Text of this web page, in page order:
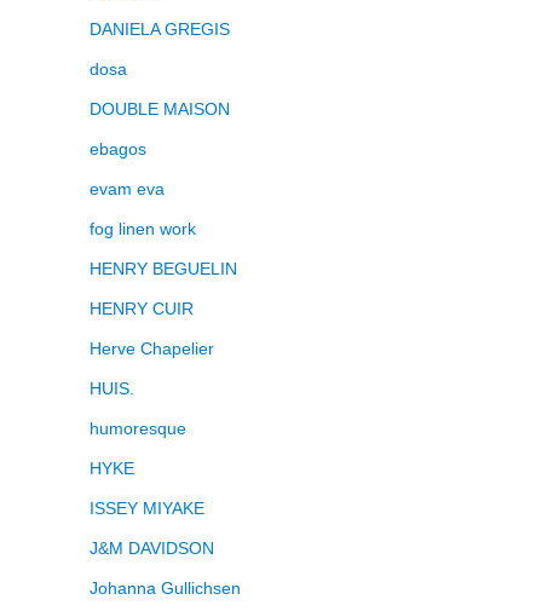
DANIELA GREGIS
dosa
DOUBLE MAISON
ebagos
evam eva
fog linen work
HENRY BEGUELIN
HENRY CUIR
Herve Chapelier
HUIS.
humoresque
HYKE
ISSEY MIYAKE
J&M DAVIDSON
Johanna Gullichsen